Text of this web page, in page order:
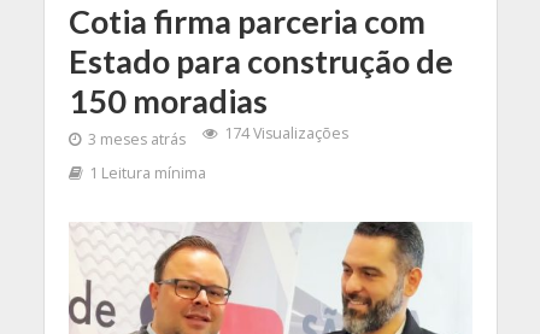
Cotia firma parceria com
Estado para construção de
150 moradias
3 meses atrás
174 Visualizações
1 Leitura mínima